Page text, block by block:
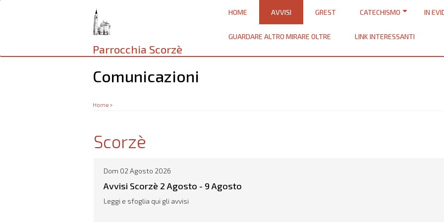
Parrocchia Scorzè
HOME AVVISI GREST CATECHISMO IN
GUARDARE ALTRO MIRARE OLTRE LINK INTERESSANTI
Comunicazioni
Home >
Scorzè
Dom 02 Agosto 2026
Avvisi Scorzè 2 Agosto - 9 Agosto
Leggi e sfoglia qui gli avvisi